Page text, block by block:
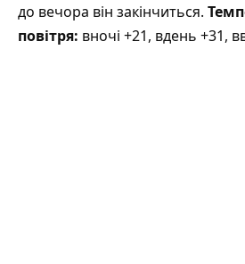
до вечора він закінчиться.
повітря: вночі +21, вдень +31,